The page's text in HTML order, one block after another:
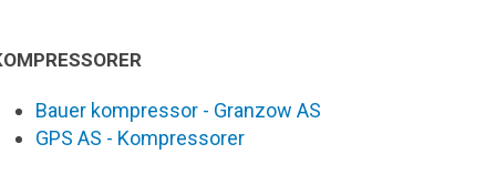
Bauer kompressor - Granzow AS
GPS AS - Kompressorer